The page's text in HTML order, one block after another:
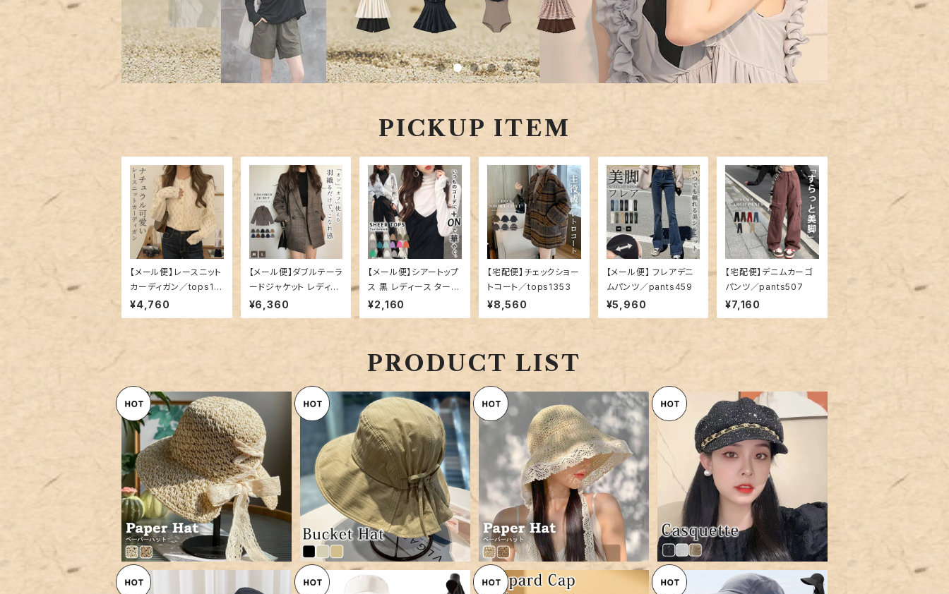
PICKUP ITEM
【メール便】レースニット
カーディガン／tops14
56
¥4,760
【メール便】ダブルテーラ
ードジャケット レディー
ス 秋 冬 チェック／top
s1337
¥6,360
【メール便】シアートップ
ス 黒 レディース タート
ルネック ／tops1442
¥2,160
【宅配便】チェックショー
トコート／tops1353
¥8,560
【メール便】 フレアデニ
ムパンツ／pants459
¥5,960
【宅配便】デニムカーゴ
パンツ／pants507
¥7,160
PRODUCT LIST
【メール便】ペーパーハット 麦わ
ら帽子 レディース リボン 折りた
たみ／hat324
¥2,760
SOLD OUT
【メール便】バケットハット 帽子
レディース リボン つば広／hat
325
¥2,960
【メール便】ペーパーハット 麦わ
ら帽子 レディース つば広帽子 リ
ボン／hat326
¥2,560
【メール便】キャスケット レディ
ース 帽子 キャップ ハット／hat
327
¥2,760